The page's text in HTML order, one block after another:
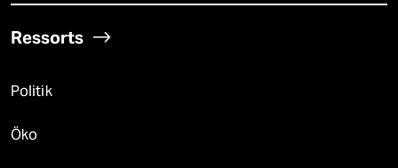
Ressorts
Politik
Öko